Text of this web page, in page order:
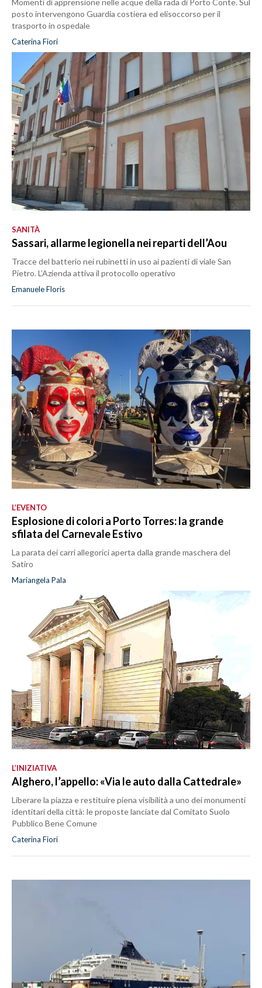
Momenti di apprensione nelle acque della rada di Porto Conte. Sul
posto intervengono Guardia costiera ed elisoccorso per il
trasporto in ospedale
Caterina Fiori
SANITÀ
Sassari, allarme legionella nei reparti dell’Aou
Tracce del batterio nei rubinetti in uso ai pazienti di viale San
Pietro. L’Azienda attiva il protocollo operativo
Emanuele Floris
L’EVENTO
Esplosione di colori a Porto Torres: la grande
sfilata del Carnevale Estivo
La parata dei carri allegorici aperta dalla grande maschera del
Satiro
Mariangela Pala
L’INIZIATIVA
Alghero, l’appello: «Via le auto dalla Cattedrale»
Liberare la piazza e restituire piena visibilità a uno dei monumenti
identitari della città: le proposte lanciate dal Comitato Suolo
Pubblico Bene Comune
Caterina Fiori